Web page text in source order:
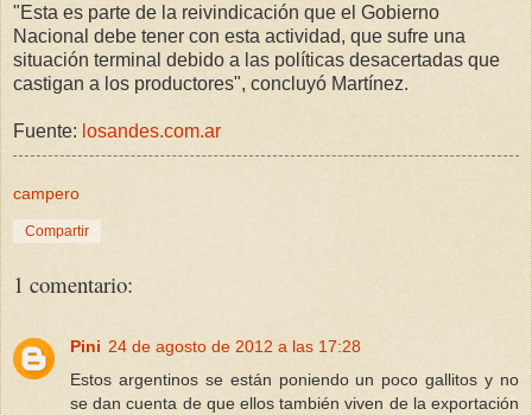
"Esta es parte de la reivindicación que el Gobierno
Nacional debe tener con esta actividad, que sufre una
situación terminal debido a las políticas desacertadas que
castigan a los productores", concluyó Martínez.
Fuente: losandes.com.ar
campero
Compartir
1 comentario:
Pini 24 de agosto de 2012 a las 17:28
Estos argentinos se están poniendo un poco gallitos y no
se dan cuenta de que ellos también viven de la exportación